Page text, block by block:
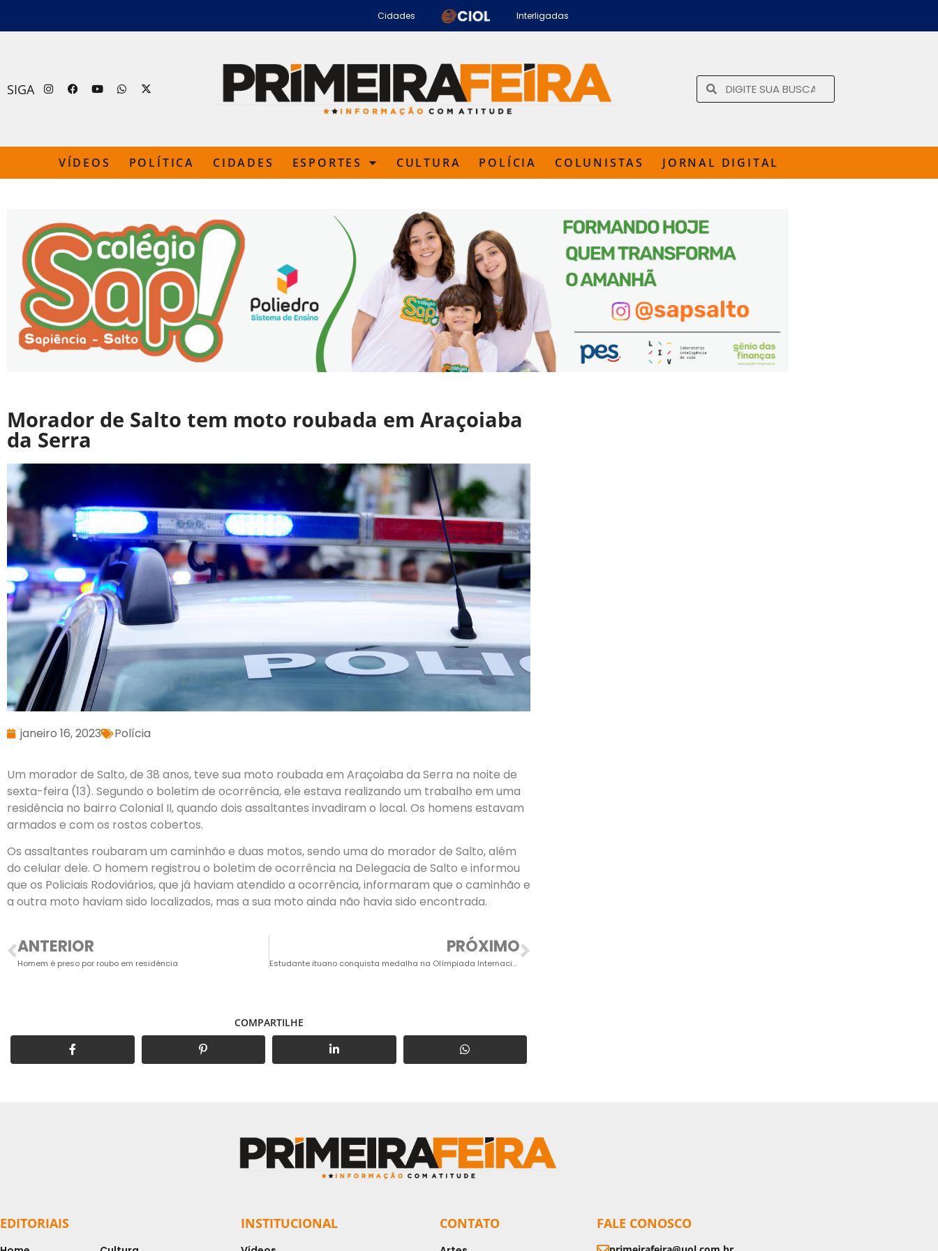
Cidades Interligadas
SIGA
VÍDEOS POLÍTICA CIDADES ESPORTES CULTURA POLÍCIA COLUNISTAS JORNAL DIGITAL
Morador de Salto tem moto roubada em Araçoiaba
da Serra
janeiro 16, 2023 Polícia
Um morador de Salto, de 38 anos, teve sua moto roubada em Araçoiaba da Serra na noite de
sexta-feira (13). Segundo o boletim de ocorrência, ele estava realizando um trabalho em uma
residência no bairro Colonial II, quando dois assaltantes invadiram o local. Os homens estavam
armados e com os rostos cobertos.
Os assaltantes roubaram um caminhão e duas motos, sendo uma do morador de Salto, além
do celular dele. O homem registrou o boletim de ocorrência na Delegacia de Salto e informou
que os Policiais Rodoviários, que já haviam atendido a ocorrência, informaram que o caminhão e
a outra moto haviam sido localizados, mas a sua moto ainda não havia sido encontrada.
ANTERIOR
Homem é preso por roubo em residência
PRÓXIMO
Estudante ituano conquista medalha na Olímpiada Internacional de Ciências
COMPARTILHE
EDITORIAIS INSTITUCIONAL CONTATO FALE CONOSCO